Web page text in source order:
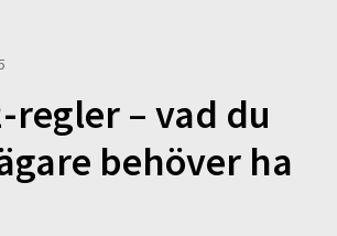
regler – vad du
behöver ha